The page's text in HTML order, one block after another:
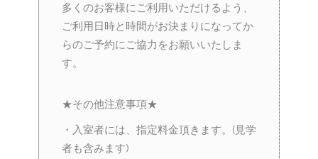
多くのお客様にご利用いただけるよう、
ご利用日時と時間がお決まりになってか
らのご予約にご協力をお願いいたしま
す。
★その他注意事項★
・入室者には、指定料金頂きます。(見学
者も含みます)